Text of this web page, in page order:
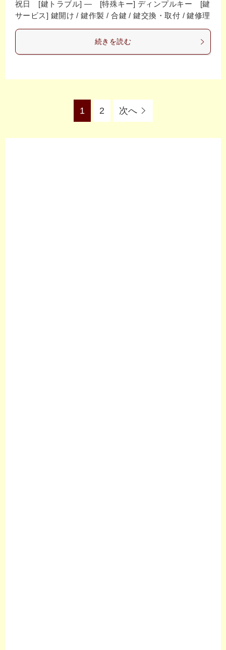
祝日 [鍵トラブル] ― [特殊キー] ディンプルキー [鍵
サービス] 鍵開け / 鍵作製 / 合鍵 / 鍵交換・取付 / 鍵修理
続きを読む
1 2 次へ